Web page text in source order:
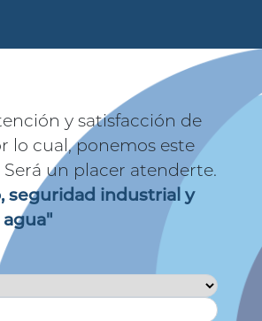
y satisfacción de
lo cual, ponemos este
un placer atenderte.
seguridad industrial y